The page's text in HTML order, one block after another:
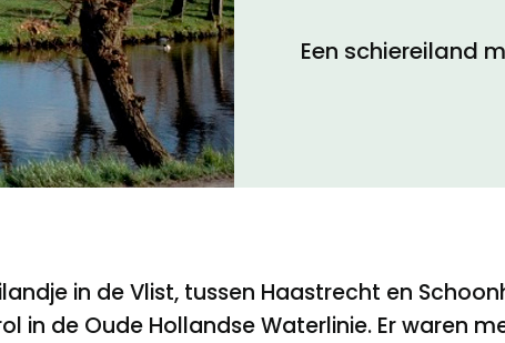
Toegankelijkheid
Privacyverklaring
Een schiereiland
in de Vlist, tussen Haastrecht en
in de Oude Hollandse Waterlinie. Er waren